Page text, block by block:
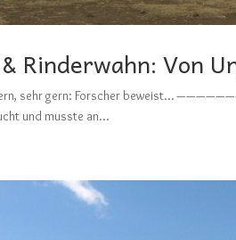
Rinderwahn: Von
sehr gern: Forscher beweist…
und musste an...